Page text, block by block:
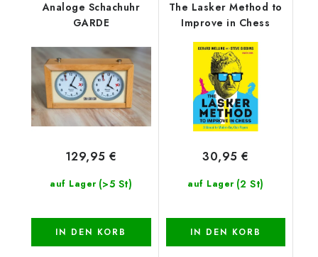
Analoge Schachuhr
GARDE
auf Lager (>5 St)
129,95 €
IN DEN KORB
The Lasker Method to
Improve in Chess
auf Lager (2 St)
30,95 €
IN DEN KORB